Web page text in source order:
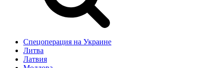
Спецоперация на Украине
Литва
Латвия